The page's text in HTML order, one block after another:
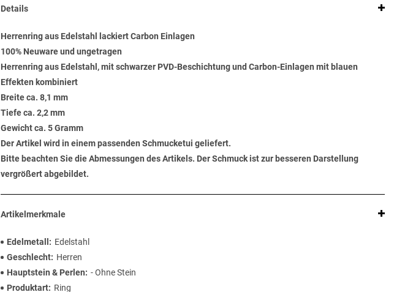
Details
Herrenring aus Edelstahl lackiert Carbon Einlagen
100% Neuware und ungetragen
Herrenring aus Edelstahl, mit schwarzer PVD-Beschichtung und Carbon-Einlagen mit blauen
Effekten kombiniert
Breite ca. 8,1 mm
Tiefe ca. 2,2 mm
Gewicht ca. 5 Gramm
Der Artikel wird in einem passenden Schmucketui geliefert.
Bitte beachten Sie die Abmessungen des Artikels. Der Schmuck ist zur besseren Darstellung
vergrößert abgebildet.
Artikelmerkmale
Edelmetall
Edelstahl
Geschlecht
Herren
Hauptstein & Perlen
- Ohne Stein
Produktart
Ring